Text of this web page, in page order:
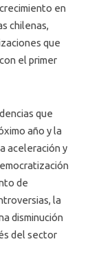
en
chilenas,
que
el primer
que
año y la
aceleración y
de
la
disminución
del sector